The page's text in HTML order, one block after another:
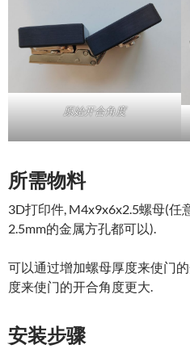
原始开合角度
所需物料
3D打印件, M4x9x6x2.5螺母(任
2.5mm的金属方孔都可以).
可以通过增加螺母厚度来使门
度来使门的开合角度更大.
安装步骤